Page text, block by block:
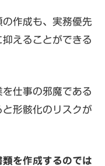
作成も、実務優先
えることができる
仕事の邪魔である
形骸化のリスクが
を作成するのでは